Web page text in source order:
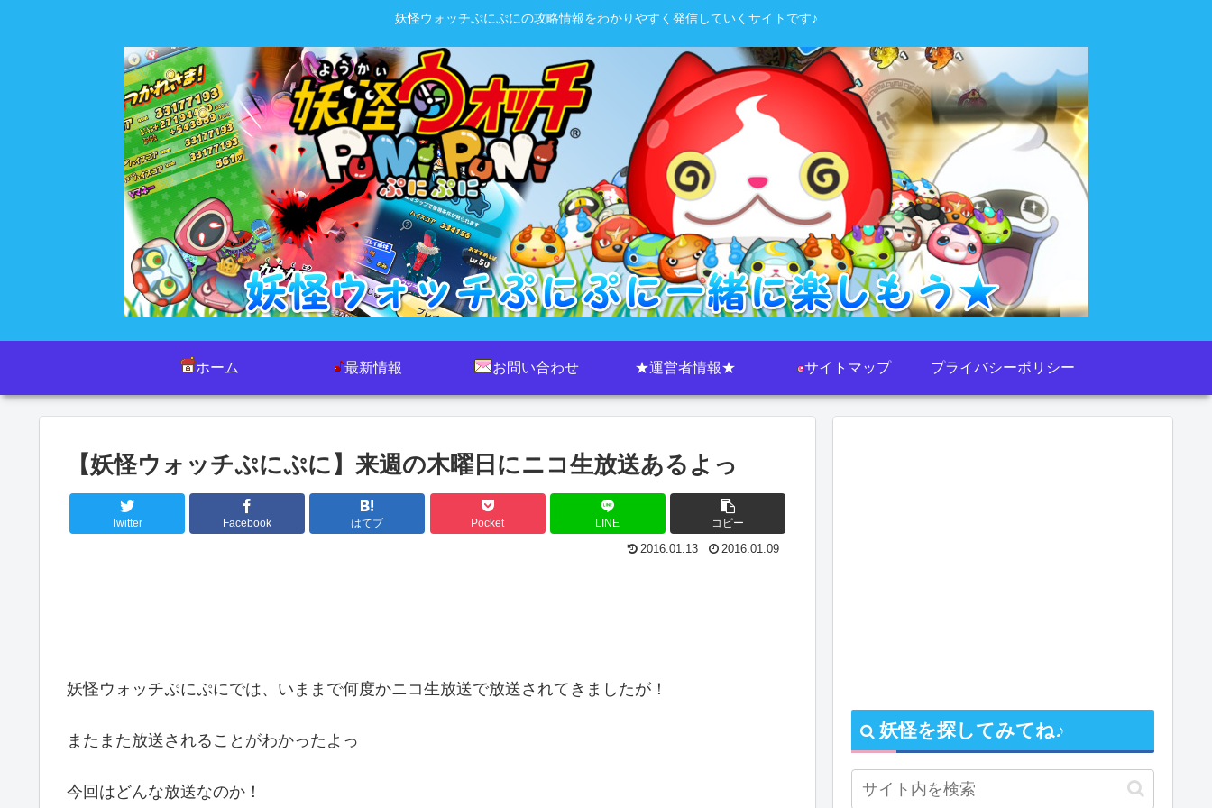
妖怪ウォッチぷにぷにの攻略情報をわかりやすく発信していくサイトです♪
ホーム 最新情報 お問い合わせ ★運営者情報★ サイトマップ プライバシーポリシー
【妖怪ウォッチぷにぷに】来週の木曜日にニコ生放送あるよっ
Twitter Facebook はてブ Pocket LINE コピー
2016.01.13 2016.01.09
妖怪ウォッチぷにぷにでは、いままで何度かニコ生放送で放送されてきましたが！
またまた放送されることがわかったよっ
今回はどんな放送なのか！
妖怪を探してみてね♪